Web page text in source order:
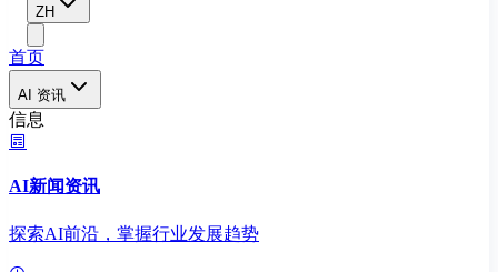
ZH
首页
AI 资讯
信息
AI新闻资讯
探索AI前沿，掌握行业发展趋势